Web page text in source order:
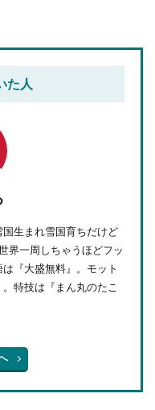
た人
生まれ雪国育ちだけど
界一周しちゃうほどフッ
『大盛無料』。モット
特技は『まん丸のたこ